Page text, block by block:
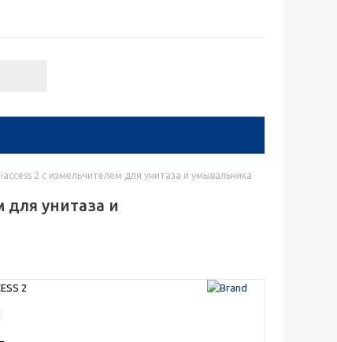
2 с измельчителем для унитаза и умывальника
для унитаза и
2